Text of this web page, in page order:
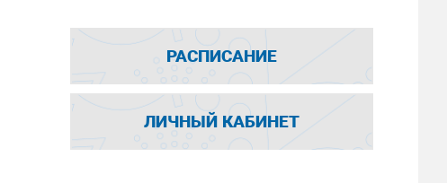
РАСПИСАНИЕ
ЛИЧНЫЙ КАБИНЕТ